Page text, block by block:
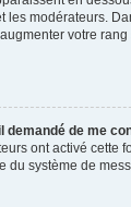
les modérateurs.
votre
demandé de me
ont activé cette
du système de